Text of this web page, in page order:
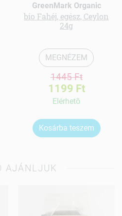
GreenMark Organic
bio Fahéj, egész, Ceylon
24g
MEGNÉZEM
1445 Ft
1199 Ft
Elérhetõ
Kosárba teszem
AJÁNLJUK